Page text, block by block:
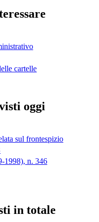
cartelle
oggi
sul frontespizio
1998), n. 346
in totale